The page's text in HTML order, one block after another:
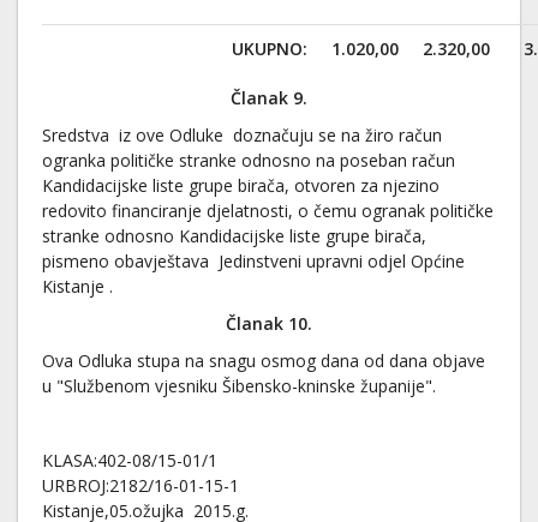
UKUPNO: 1.020,00 2.320,00
Članak 9.
Sredstva iz ove Odluke doznačuju se na žiro račun
ogranka političke stranke odnosno na poseban račun
Kandidacijske liste grupe birača, otvoren za njezino
redovito financiranje djelatnosti, o čemu ogranak političke
stranke odnosno Kandidacijske liste grupe birača,
pismeno obavještava Jedinstveni upravni odjel Općine
Kistanje .
Članak 10.
Ova Odluka stupa na snagu osmog dana od dana objave
u "Službenom vjesniku Šibensko-kninske županije".
KLASA:402-08/15-01/1
URBROJ:2182/16-01-15-1
Kistanje,05.ožujka 2015.g.